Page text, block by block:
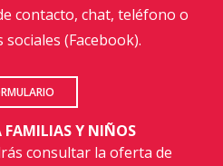
contacto, chat, teléfono o
(Facebook).
FAMILIAS Y NIÑOS
consultar la oferta de